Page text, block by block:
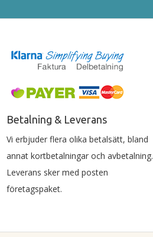
Betalning & Leverans
Vi erbjuder flera olika betalsätt, bland
annat kortbetalningar och avbetalning.
Leverans sker med posten
företagspaket.